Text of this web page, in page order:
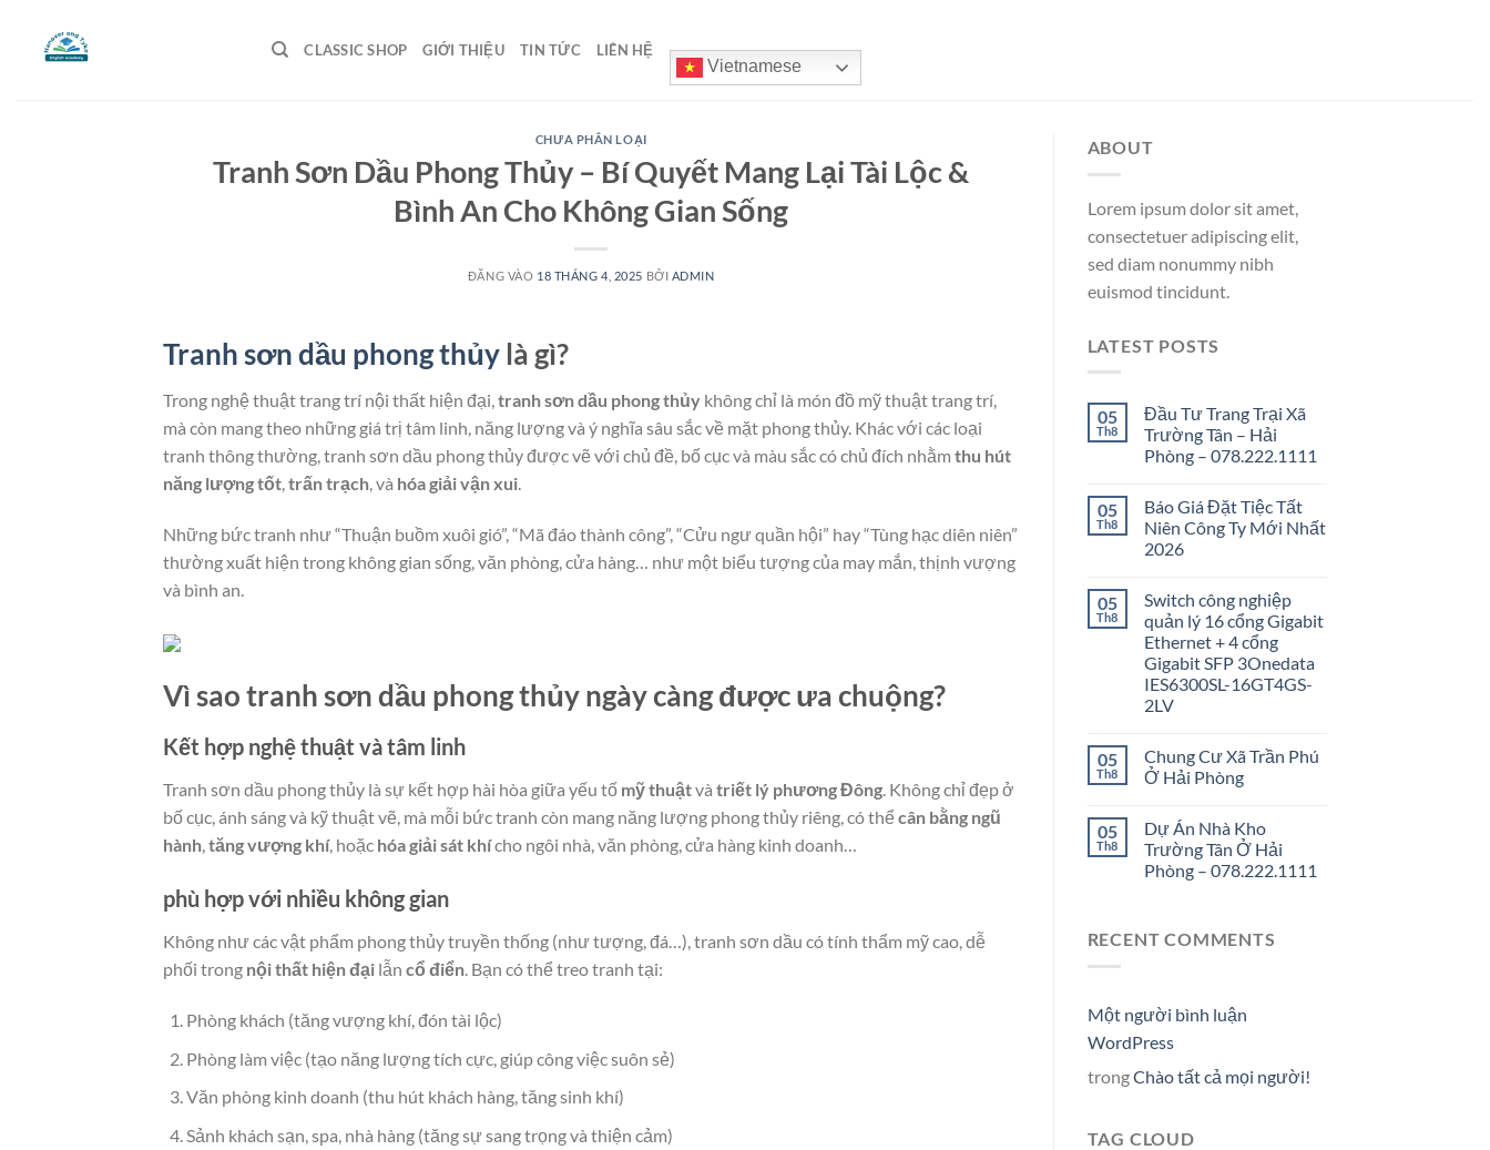
CLASSIC SHOP GIỚI THIỆU TIN TỨC LIÊN HỆ
Vietnamese
CHƯA PHÂN LOẠI
Tranh Sơn Dầu Phong Thủy – Bí Quyết Mang Lại Tài Lộc &
Bình An Cho Không Gian Sống
ĐĂNG VÀO 18 THÁNG 4, 2025 BỞI ADMIN
Tranh sơn dầu phong thủy là gì?
Trong nghệ thuật trang trí nội thất hiện đại,tranh sơn dầu phong thủy không chỉ là món đồ mỹ thuật trang trí,
mà còn mang theo những giá trị tâm linh, năng lượng và ý nghĩa sâu sắc về mặt phong thủy. Khác với các loại
tranh thông thường, tranh sơn dầu phong thủy được vẽ với chủ đề, bố cục và màu sắc có chủ đích nhằm thu hút
năng lượng tốt,trấn trạch, và hóa giải vận xui.
Những bức tranh như “Thuận buồm xuôi gió”, “Mã đáo thành công”, “Cửu ngư quần hội” hay “Tùng hạc diên niên”
thường xuất hiện trong không gian sống, văn phòng, cửa hàng… như một biểu tượng của may mắn, thịnh vượng
và bình an.
Vì sao tranh sơn dầu phong thủy ngày càng được ưa chuộng?
Kết hợp nghệ thuật và tâm linh
Tranh sơn dầu phong thủy là sự kết hợp hài hòa giữa yếu tố mỹ thuậtvà triết lý phương Đông . Không chỉ đẹp ở
bố cục, ánh sáng và kỹ thuật vẽ, mà mỗi bức tranh còn mang năng lượng phong thủy riêng, có thể cân bằng ngũ
hành tăng vượng khí, hoặc hóa giải sát khícho ngôi nhà, văn phòng, cửa hàng kinh doanh…
phù hợp với nhiều không gian
Không như các vật phẩm phong thủy truyền thống (như tượng, đá…), tranh sơn dầu có tính thẩm mỹ cao, dễ
phối trong nội thất hiện đại lẫn cổ điển. Bạn có thể treo tranh tại:
Phòng khách (tăng vượng khí, đón tài lộc)
Phòng làm việc (tạo năng lượng tích cực, giúp công việc suôn sẻ)
Văn phòng kinh doanh (thu hút khách hàng, tăng sinh khí)
Sảnh khách sạn, spa, nhà hàng (tăng sự sang trọng và thiện cảm)
ABOUT
Lorem ipsum dolor sit amet,
consectetuer adipiscing elit,
sed diam nonummy nibh
euismod tincidunt.
LATEST POSTS
05
Th8
Đầu Tư Trang Trại Xã
Trường Tân – Hải
Phòng – 078.222.1111
05
Th8
Báo Giá Đặt Tiệc Tất
Niên Công Ty Mới Nhất
2026
05
Th8
Switch công nghiệp
quản lý 16 cổng Gigabit
Ethernet + 4 cổng
Gigabit SFP 3Onedata
IES6300SL-16GT4GS-
2LV
05
Th8
Chung Cư Xã Trần Phú
Ở Hải Phòng
05
Th8
Dự Án Nhà Kho
Trường Tân Ở Hải
Phòng – 078.222.1111
RECENT COMMENTS
Một người bình luận
WordPress
trongChào tất cả mọi người!
TAG CLOUD